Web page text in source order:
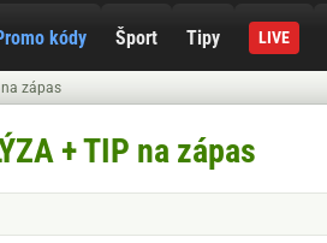
kódy Šport Tipy LIVE
na zápas
+ TIP na zápas